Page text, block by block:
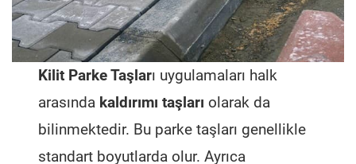
Kilit Parke Taşları uygulamaları halk
arasında kaldırımı taşları olarak da
bilinmektedir. Bu parke taşları genellikle
standart boyutlarda olur. Ayrıca